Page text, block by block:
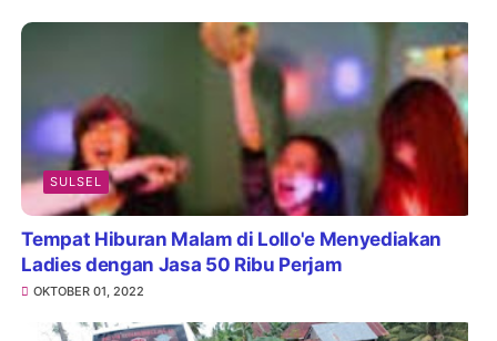
SULSEL
Tempat Hiburan Malam di Lollo'e Menyediakan
Ladies dengan Jasa 50 Ribu Perjam
OKTOBER 01, 2022